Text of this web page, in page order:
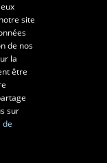
de développement
site
de nos
la
être
sur
de